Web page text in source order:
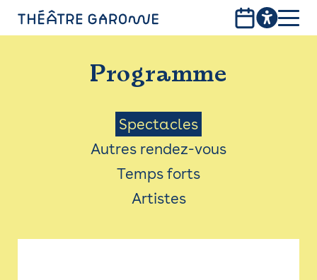
PROGRAMME
INFOS PRATIQUES
AVEC LES PUBLICS
ACCESSIBILITÉ
LES PRODUCTIONS
Programme
Menu
Saison
Spectacles
Autres rendez-vous
Temps forts
Artistes